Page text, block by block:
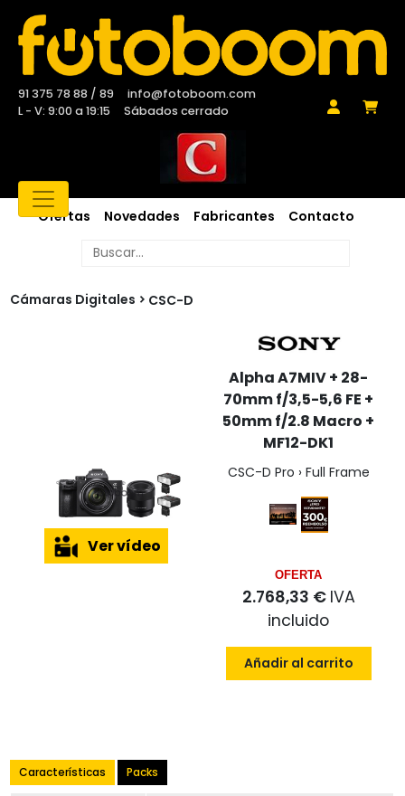
91 375 78 88 / 89
info@fotoboom.com
L - V: 9:00 a 19:15
Sábados cerrado
Ofertas Novedades Fabricantes Contacto
Cámaras Digitales CSC-D
Ver vídeo
Alpha A7MIV + 28-
70mm f/3,5-5,6 FE +
50mm f/2.8 Macro +
MF12-DK1
CSC-D Pro › Full Frame
OFERTA
2.768,33 € IVA
incluido
Añadir al carrito
Características Packs